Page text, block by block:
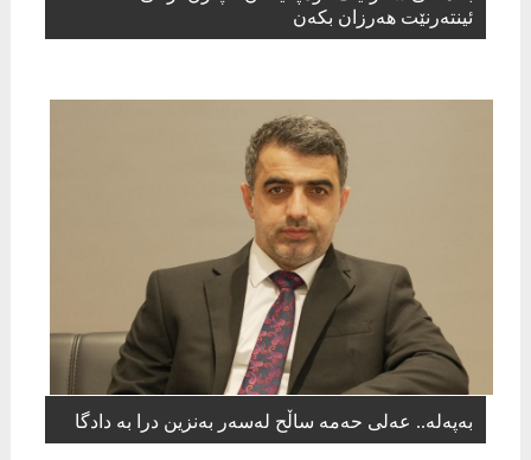
ئینتەرنێت هەرزان بكەن
بەپەلە.. عەلی حەمە ساڵح لەسەر بەنزین درا بە دادگا